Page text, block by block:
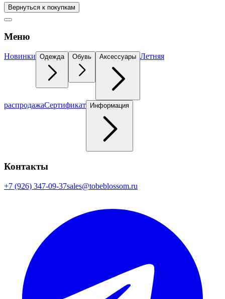
Вернуться к покупкам
Меню
Новинки Одежда Обувь Аксессуары Летняя
распродажаСертификат Информация
Контакты
+7 (926) 347-09-37sales@tobeblossom.ru